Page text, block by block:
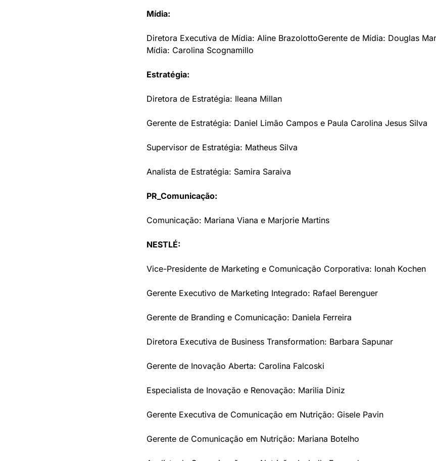
Mídia:
Diretora Executiva de Mídia: Aline BrazolottoGerente de Mídia: Douglas
Mídia: Carolina Scognamillo
Estratégia:
Diretora de Estratégia: Ileana Millan
Gerente de Estratégia: Daniel Limão Campos e Paula Carolina Jesus Silva
Supervisor de Estratégia: Matheus Silva
Analista de Estratégia: Samira Saraiva
PR_Comunicação:
Comunicação: Mariana Viana e Marjorie Martins
NESTLÉ:
Vice-Presidente de Marketing e Comunicação Corporativa: Ionah Kochen
Gerente Executivo de Marketing Integrado: Rafael Berenguer
Gerente de Branding e Comunicação: Daniela Ferreira
Diretora Executiva de Business Transformation: Barbara Sapunar
Gerente de Inovação Aberta: Carolina Falcoski
Especialista de Inovação e Renovação: Marilia Diniz
Gerente Executiva de Comunicação em Nutrição: Gisele Pavin
Gerente de Comunicação em Nutrição: Mariana Botelho